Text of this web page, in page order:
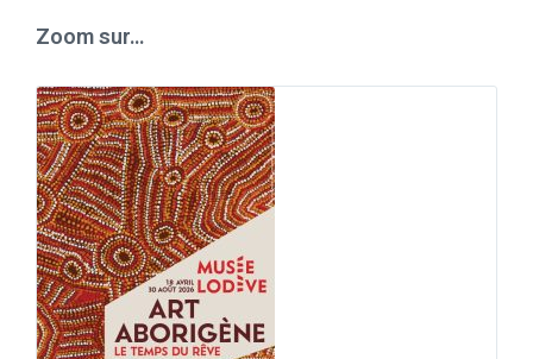
Zoom sur…